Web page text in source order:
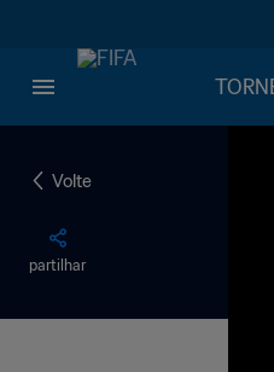
Volte
partilhar